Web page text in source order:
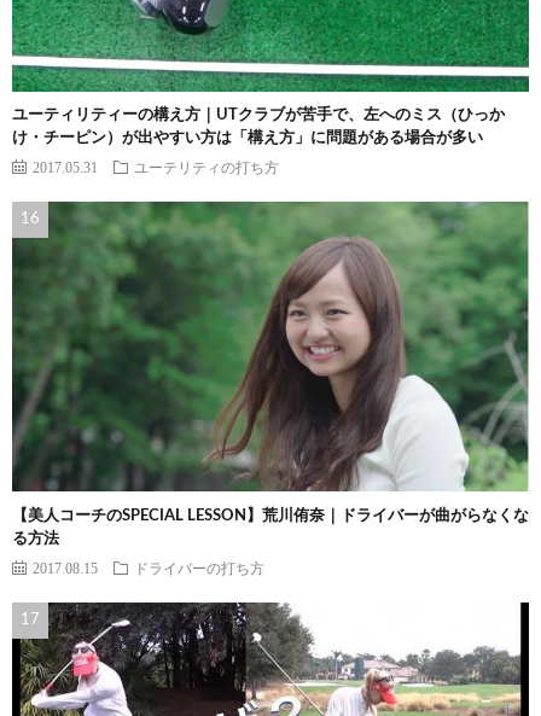
ユーティリティーの構え方｜UTクラブが苦手で、左へのミス（ひっか
け・チーピン）が出やすい方は「構え方」に問題がある場合が多い
2017.05.31 ユーテリティの打ち方
【美人コーチのSPECIAL LESSON】荒川侑奈｜ドライバーが曲がらなくな
る方法
2017.08.15 ドライバーの打ち方